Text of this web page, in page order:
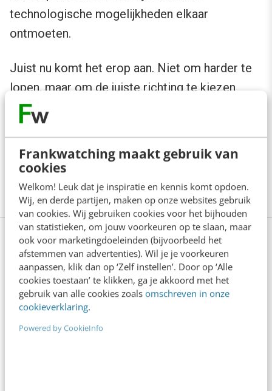
Frankwatching maakt gebruik van
cookies
Welkom! Leuk dat je inspiratie en kennis komt opdoen.
Wij, en derde partijen, maken op onze websites gebruik
van cookies. Wij gebruiken cookies voor het bijhouden
van statistieken, om jouw voorkeuren op te slaan, maar
ook voor marketingdoeleinden (bijvoorbeeld het
afstemmen van advertenties). Wil je je voorkeuren
aanpassen, klik dan op ‘Zelf instellen’. Door op ‘Alle
cookies toestaan’ te klikken, ga je akkoord met het
gebruik van alle cookies zoals omschreven in onze
cookieverklaring.
Powered by CookieInfo
technologische mogelijkheden elkaar
ontmoeten.
Juist nu komt het erop aan. Niet om harder te
lopen, maar om de juiste richting te kiezen
voor je organisatie. En vooral: voor de mensen
daarbinnen.
AI verandert niet alleen HR-processen, het
verandert de rol van HR zelf.
Mastercourse AI Marketing
[inclusief certificaat]
Wil je samenwerken met AI en voorop lopen? Dan